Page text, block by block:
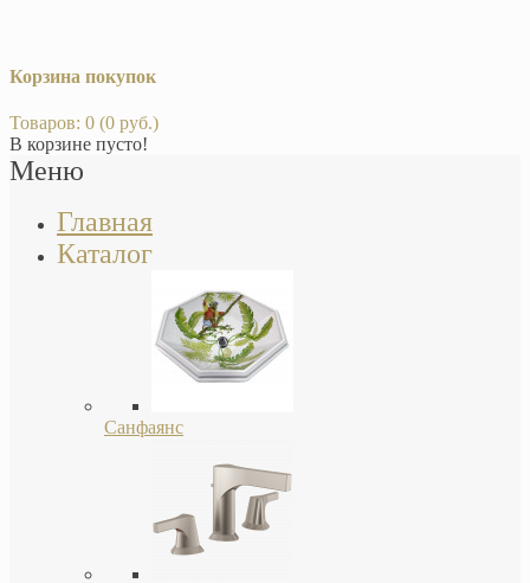
Корзина покупок
Товаров: 0 (0 руб.)
В корзине пусто!
Меню
Главная
Каталог
Санфаянс